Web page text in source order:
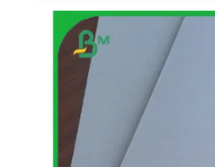
ПОЛИТИКА